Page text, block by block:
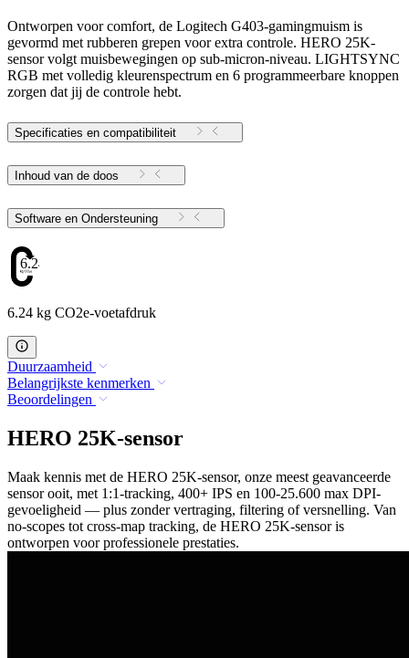
Ontworpen voor comfort, de Logitech G403-gamingmuism is
gevormd met rubberen grepen voor extra controle. HERO 25K-
sensor volgt muisbewegingen op sub-micron-niveau. LIGHTSYNC
RGB met volledig kleurenspectrum en 6 programmeerbare knoppen
zorgen dat jij de controle hebt.
Specificaties en compatibiliteit
Inhoud van de doos
Software en Ondersteuning
6.24
6.24 kg CO2e-voetafdruk
Duurzaamheid
Belangrijkste kenmerken
Beoordelingen
HERO 25K-sensor
Maak kennis met de HERO 25K-sensor, onze meest geavanceerde
sensor ooit, met 1:1-tracking, 400+ IPS en 100-25.600 max DPI-
gevoeligheid — plus zonder vertraging, filtering of versnelling. Van
no-scopes tot cross-map tracking, de HERO 25K-sensor is
ontworpen voor professionele prestaties.